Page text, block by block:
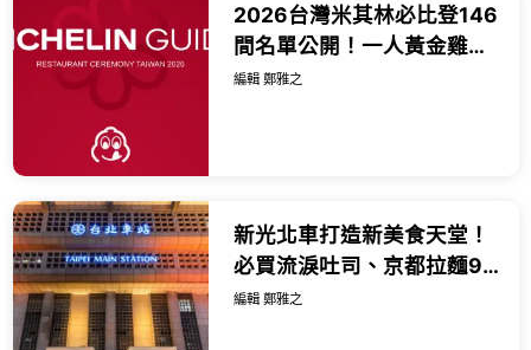
2026台灣米其林必比登146
間名單公開！一人黃金雞湯
台南羊肉湯13間新上榜搶
編輯 鄭雅之
新光北車打造新美食天堂！
必買流淚吐司、京都拉麵9
間新開店，北車商場改裝。
編輯 鄭雅之